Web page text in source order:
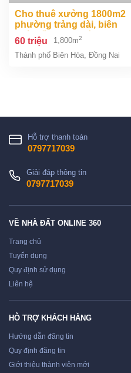
cho thuê xưởng 1800m2
phường trảng dài, biên
hoà, đồng nai giá
60tr/tháng
60 triệu 1,800m2
Thành phố Biên Hòa Đồng Nai
Hỗ trợ thanh toán
0797717039
Giải đáp thông tin
0797717039
VỀ NHÀ ĐẤT ONLINE 360
Trang chủ
Tuyển dụng
Quy định sử dụng
Liên hệ
HỖ TRỢ KHÁCH HÀNG
Hướng dẫn đăng tin
Quy định đăng tin
Giới thiệu thành viên mới